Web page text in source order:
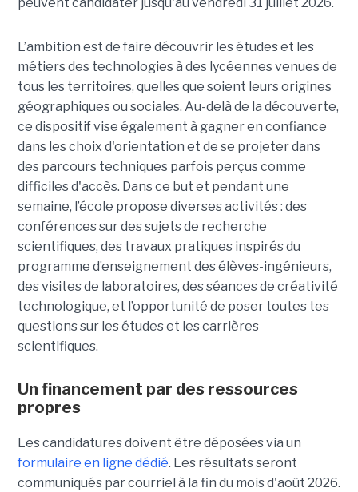
L’ambition est de faire découvrir les études et les
métiers des technologies à des lycéennes venues de
tous les territoires, quelles que soient leurs origines
géographiques ou sociales. Au-delà de la découverte,
ce dispositif vise également à gagner en confiance
dans les choix d'orientation et de se projeter dans
des parcours techniques parfois perçus comme
difficiles d'accès. Dans ce but et pendant une
semaine, l’école propose diverses activités : des
conférences sur des sujets de recherche
scientifiques, des travaux pratiques inspirés du
programme d’enseignement des élèves-ingénieurs,
des visites de laboratoires, des séances de créativité
technologique, et l’opportunité de poser toutes tes
questions sur les études et les carrières
scientifiques.
Un financement par des ressources
propres
Les candidatures doivent être déposées via un
formulaire en ligne dédié. Les résultats seront
communiqués par courriel à la fin du mois d'août 2026.